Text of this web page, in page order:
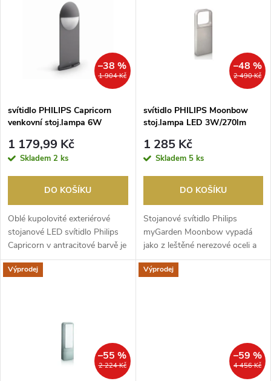
p
r
o
d
u
k
Nejprodávanější
s
p
r
d
u
k
1 904 Kč
–38 %
svítidlo PHILIPS Capricorn
venkovní stoj.lampa 6W
1 179,99 Kč
Skladem 2 ks
DO KOŠÍKU
Oblé kupolovité exteriérové ​​
stojanové LED svítidlo Philips
Capricorn v antracitové barvě je
vyrobe...
2 490 Kč
–48 %
svítidlo PHILIPS Moonbow
stoj.lampa LED 3W/270lm
1 285 Kč
Skladem 5 ks
DO KOŠÍKU
Stojanové svítidlo Philips
myGarden Moonbow vypadá
jako z leštěné nerezové oceli a
svítí zevnitř mod...
Výprodej
2 224 Kč
–55 %
Výprodej
4 456 Kč
–59 %